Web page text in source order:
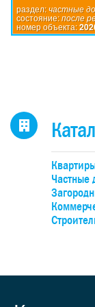
раздел:частные
состояние:после
номер объекта:
Частные